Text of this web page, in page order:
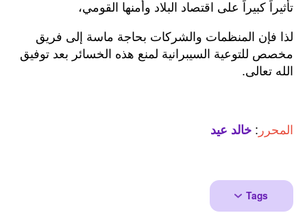
تأثيراً كبيراً على اقتصاد البلاد وأمنها القومي،
لذا فإن المنظمات والشركات بحاجة ماسة إلى فريق
مخصص للتوعية السيبرانية لمنع هذه الخسائر بعد توفيق
الله تعالى.
المحرر : خالد عيد
Tags